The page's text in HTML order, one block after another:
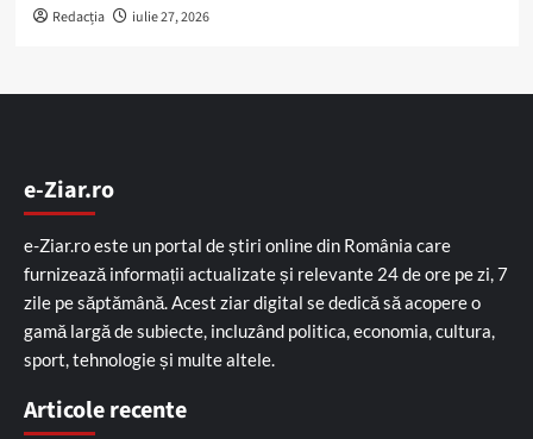
Redacția iulie 27, 2026
e-Ziar.ro
e-Ziar.ro este un portal de știri online din România care
furnizează informații actualizate și relevante 24 de ore pe zi, 7
zile pe săptămână. Acest ziar digital se dedică să acopere o
gamă largă de subiecte, incluzând politica, economia, cultura,
sport, tehnologie și multe altele.
Articole recente